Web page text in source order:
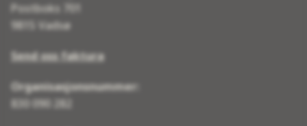
Postboks 701
9815 Vadsø
Send oss faktura
Organisasjonsnummer:
830 090 282